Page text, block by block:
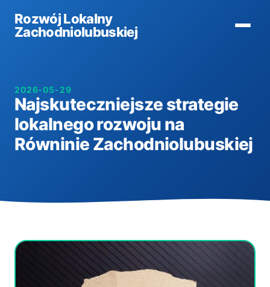
Rozwój Lokalny
Zachodniolubuskiej
2026-05-29
Najskuteczniejsze strategie
lokalnego rozwoju na
Równinie Zachodniolubuskiej